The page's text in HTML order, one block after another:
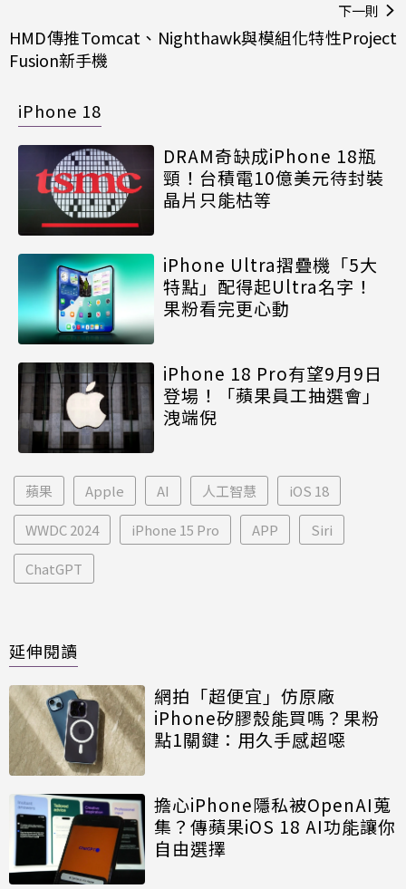
下一則
HMD傳推Tomcat、Nighthawk與模組化特性Project
Fusion新手機
iPhone 18
DRAM奇缺成iPhone 18瓶
頸！台積電10億美元待封裝
晶片只能枯等
iPhone Ultra摺疊機「5大
特點」配得起Ultra名字！
果粉看完更心動
iPhone 18 Pro有望9月9日
登場！「蘋果員工抽選會」
洩端倪
蘋果 Apple AI 人工智慧 iOS 18
WWDC 2024 iPhone 15 Pro APP Siri
ChatGPT
延伸閱讀
網拍「超便宜」仿原廠
iPhone矽膠殼能買嗎？果粉
點1關鍵：用久手感超噁
擔心iPhone隱私被OpenAI蒐
集？傳蘋果iOS 18 AI功能讓你
自由選擇